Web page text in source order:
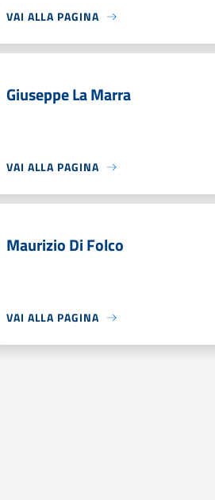
VAI ALLA PAGINA
Giuseppe La Marra
VAI ALLA PAGINA
Maurizio Di Folco
VAI ALLA PAGINA